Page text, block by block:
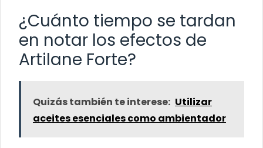
¿Cuánto tiempo se tardan
en notar los efectos de
Artilane Forte?
Quizás también te interese: Utilizar
aceites esenciales como ambientador